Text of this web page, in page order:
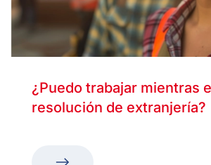
¿Puedo trabajar mientras
resolución de extranjería?